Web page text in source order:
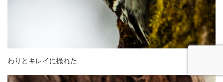
わりとキレイに撮れた